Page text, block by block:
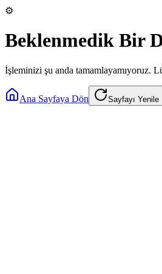
⚙️
Beklenmedik Bir
İşleminizi şu anda tamamlayamıyoruz.
Ana Sayfaya Dön Sayfayı Yenile